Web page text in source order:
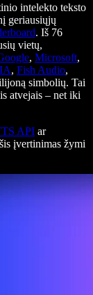
intelekto teksto
geriausiųjų
. Iš 76
vietų,
, Microsoft,
, Fish Audio,
simbolių. Tai
atvejais – net iki
API ar
įvertinimas žymi